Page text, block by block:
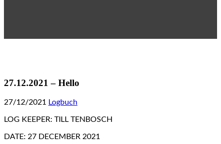
27.12.2021 – Hello
27/12/2021 Logbuch
LOG KEEPER: TILL TENBOSCH
DATE: 27 DECEMBER 2021